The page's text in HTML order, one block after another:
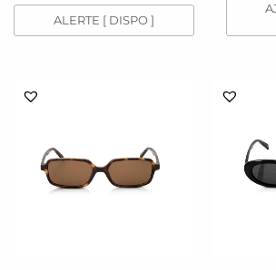
ALERTE [ DISPO ]